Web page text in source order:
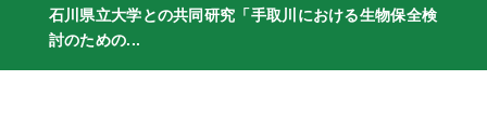
石川県立大学との共同研究「手取川における生物保全検
討のための...